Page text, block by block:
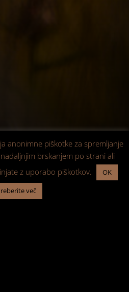
anonimne piškotke za spremljanje
brskanjem po strani ali
z uporabo piškotkov.
OK
več